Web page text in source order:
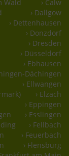
Wald
› Calw
› Dallgow
› Dettenhausen
› Donzdorf
› Dresden
› Düsseldorf
› Ebhausen
Dächingen
› Ellwangen
› Elzach
› Eppingen
› Esslingen
› Fellbach
› Feuerbach
› Flensburg